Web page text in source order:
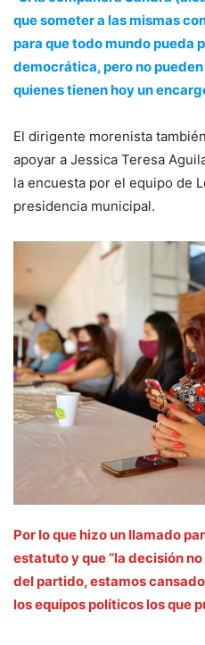
que someter a las mismas
para que todo mundo pueda
democrática, pero no
quienes tienen hoy un
El dirigente morenista
apoyar a Jessica Teresa
la encuesta por el equipo de
presidencia municipal.
Por lo que hizo un llamado
estatuto y que “la decisión
del partido, estamos
los equipos políticos los que